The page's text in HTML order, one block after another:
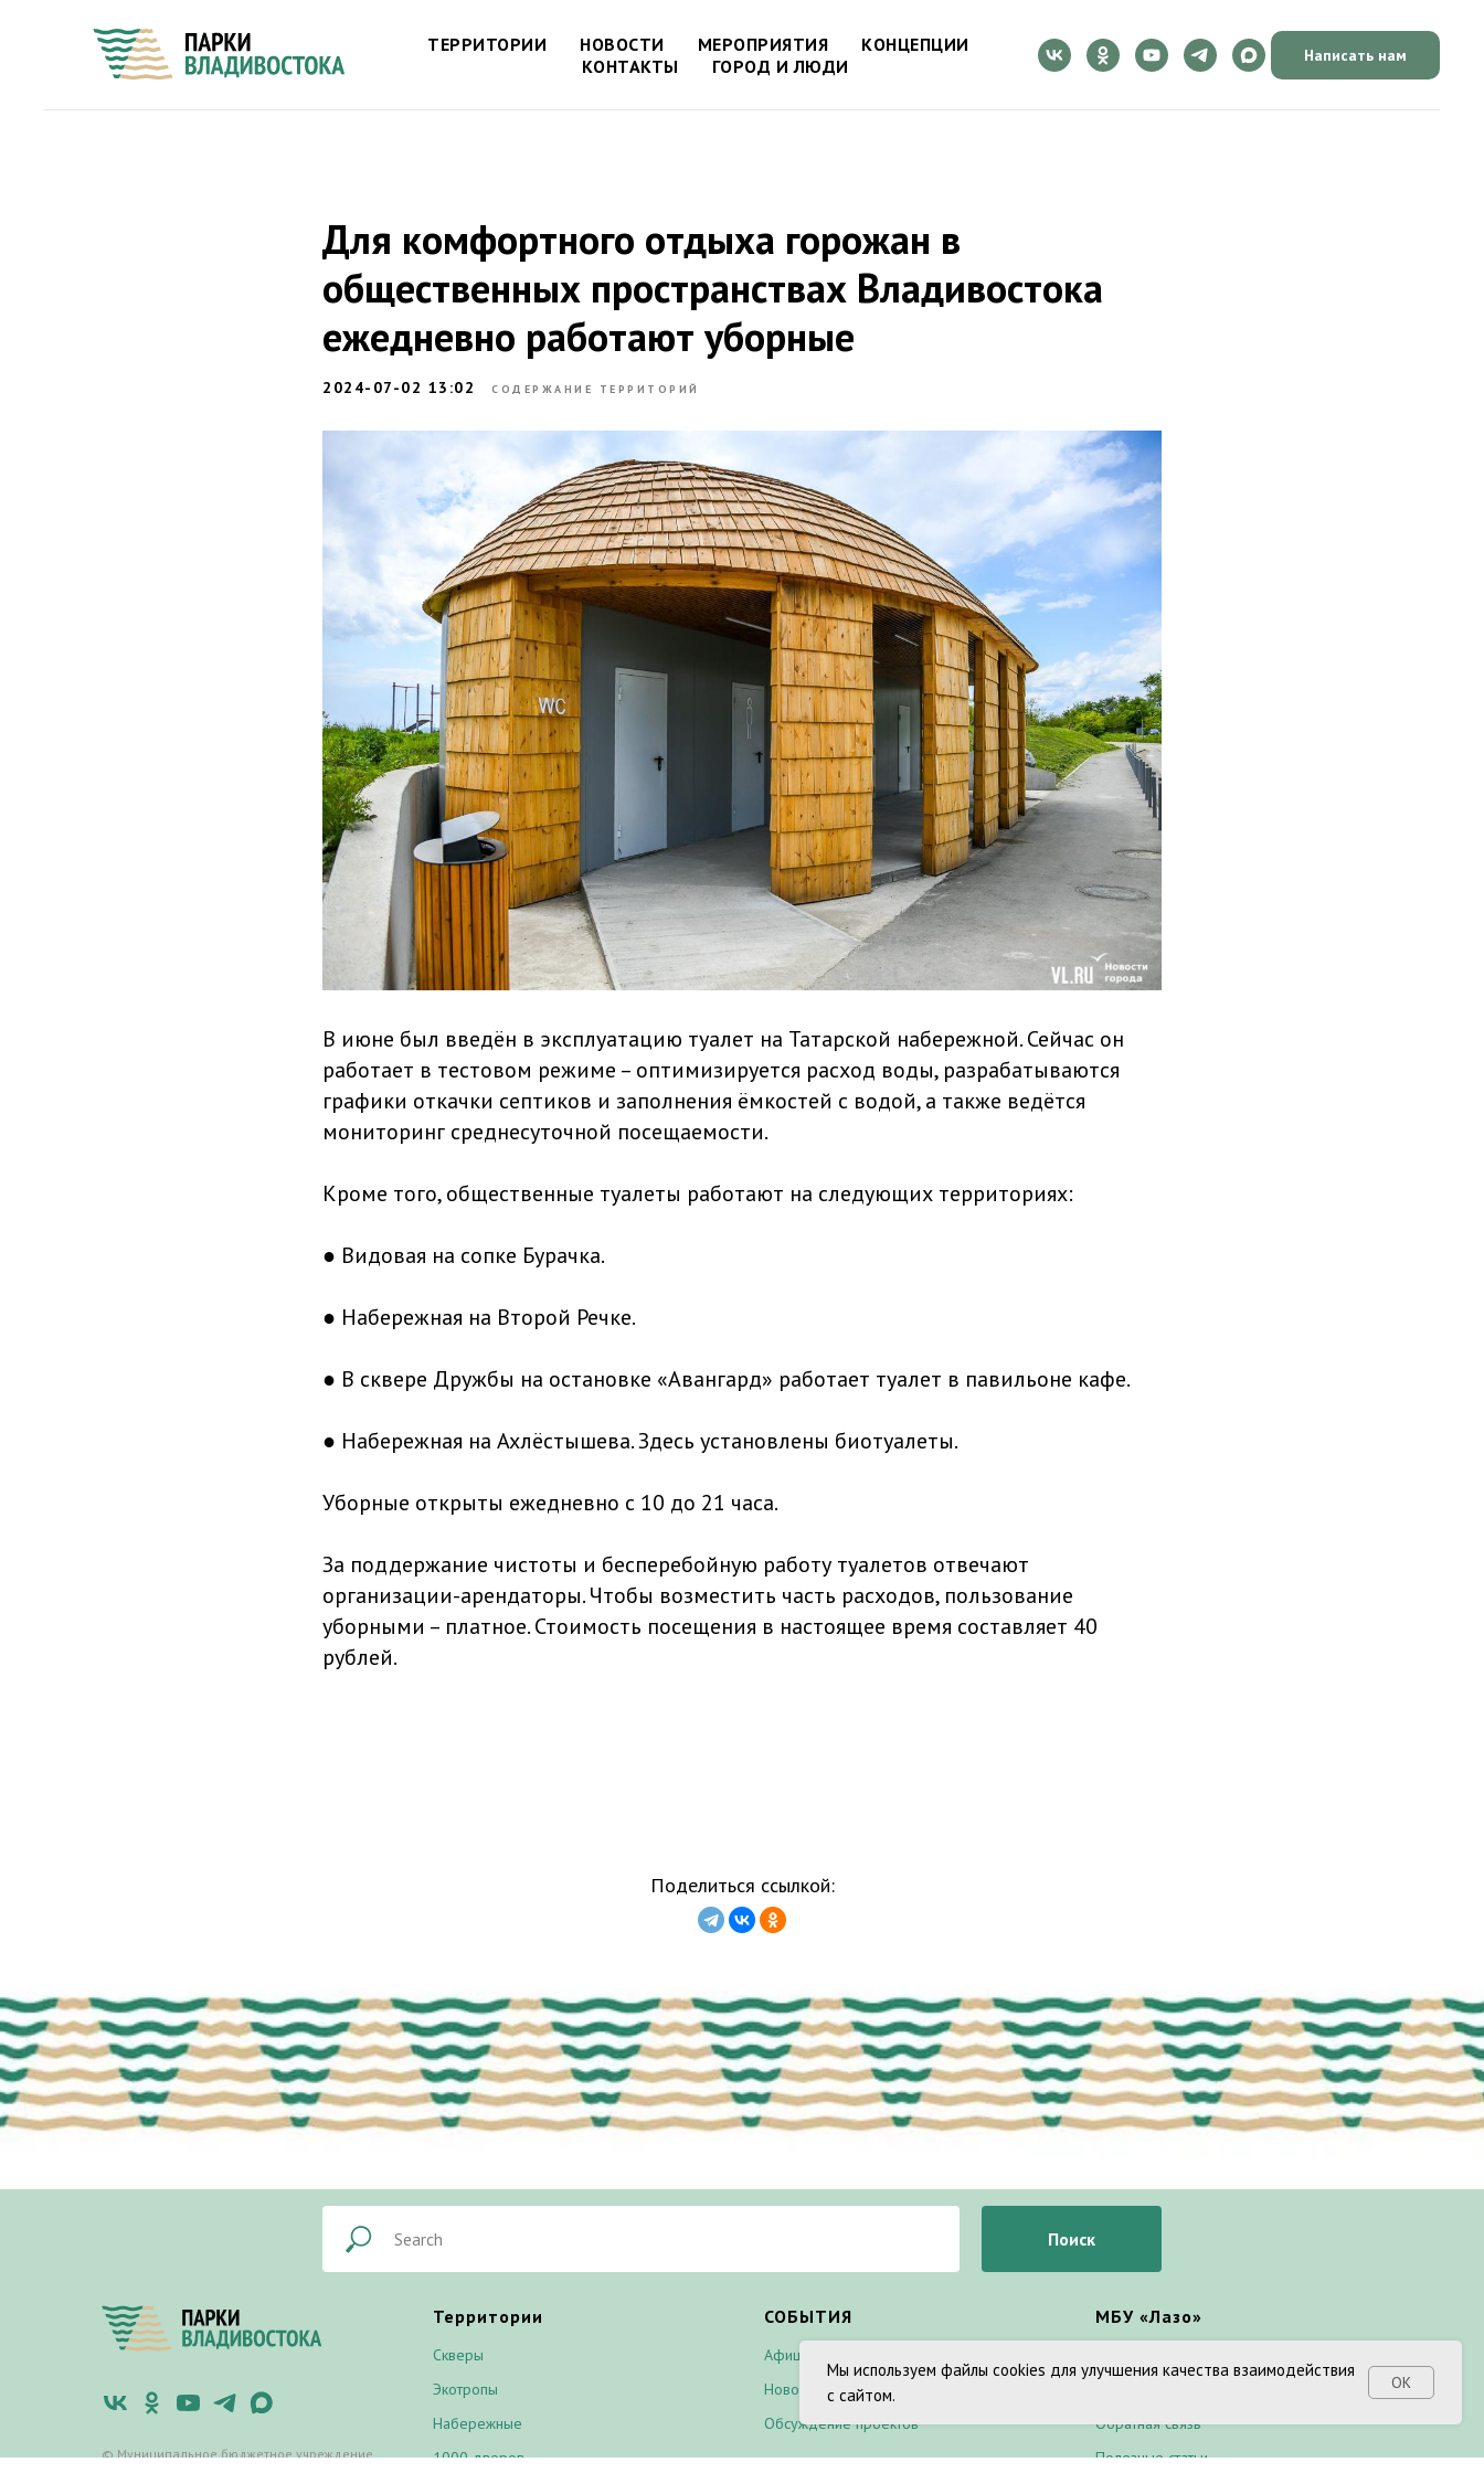
ТЕРРИТОРИИ НОВОСТИ МЕРОПРИЯТИЯ
КОНЦЕПЦИИ
КОНТАКТЫ
ГОРОД И ЛЮДИ
Написать нам
Для комфортного отдыха горожан в
общественных пространствах Владивостока
ежедневно работают уборные
2024-07-02 13:02 СОДЕРЖАНИЕ ТЕРРИТОРИЙ
В июне был введён в эксплуатацию туалет на Татарской набережной. Сейчас он
работает в тестовом режиме – оптимизируется расход воды, разрабатываются
графики откачки септиков и заполнения ёмкостей с водой, а также ведётся
мониторинг среднесуточной посещаемости.
Кроме того, общественные туалеты работают на следующих территориях:
● Видовая на сопке Бурачка.
● Набережная на Второй Речке.
● В сквере Дружбы на остановке «Авангард» работает туалет в павильоне кафе.
● Набережная на Ахлёстышева. Здесь установлены биотуалеты.
Уборные открыты ежедневно с 10 до 21 часа.
За поддержание чистоты и бесперебойную работу туалетов отвечают
организации-арендаторы. Чтобы возместить часть расходов, пользование
уборными – платное. Стоимость посещения в настоящее время составляет 40
рублей.
Поделиться ссылкой:
Мы используем файлы cookies для улучшения качества взаимодействия
с сайтом.
ОК
Поиск
© Муниципальное бюджетное учреждение
Территории
Скверы
Экотропы
Набережные
1000 дворов
СОБЫТИЯ
Афиша
Новости
Обсуждение проектов
МБУ «Лазо»
Обратная связь
Полезные статьи